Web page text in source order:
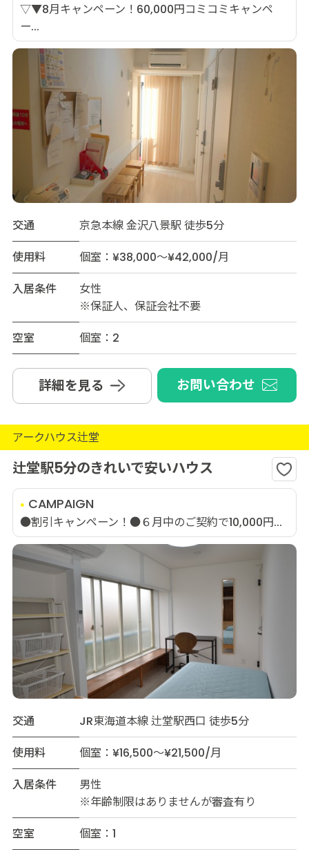
▽▼8月キャンペーン！60,000円コミコミキャンペ
ー...
交通
京急本線 金沢八景駅 徒歩5分
使用料
個室：¥38,000～¥42,000/月
入居条件
女性
※保証人、保証会社不要
空室
個室：2
詳細を見る お問い合わせ
アークハウス辻堂
辻堂駅5分のきれいで安いハウス
CAMPAIGN
●割引キャンペーン！●６月中のご契約で10,000円...
交通
JR東海道本線 辻堂駅西口 徒歩5分
使用料
個室：¥16,500～¥21,500/月
入居条件
男性
※年齢制限はありませんが審査有り
空室
個室：1